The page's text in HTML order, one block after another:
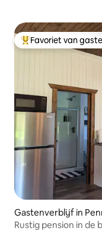
Topfavoriet van
Favoriet van
Gastenverblijf in
Rustig pension in de